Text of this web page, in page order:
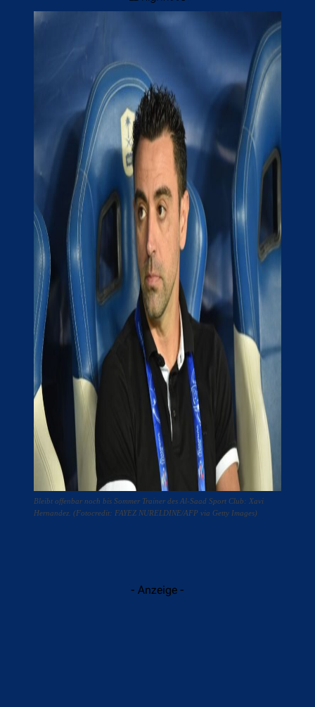
Bleibt offenbar noch bis Sommer Trainer des Al-Saad Sport Club: Xavi
Hernandez. (Fotocredit: FAYEZ NURELDINE/AFP via Getty Images)
- Anzeige -